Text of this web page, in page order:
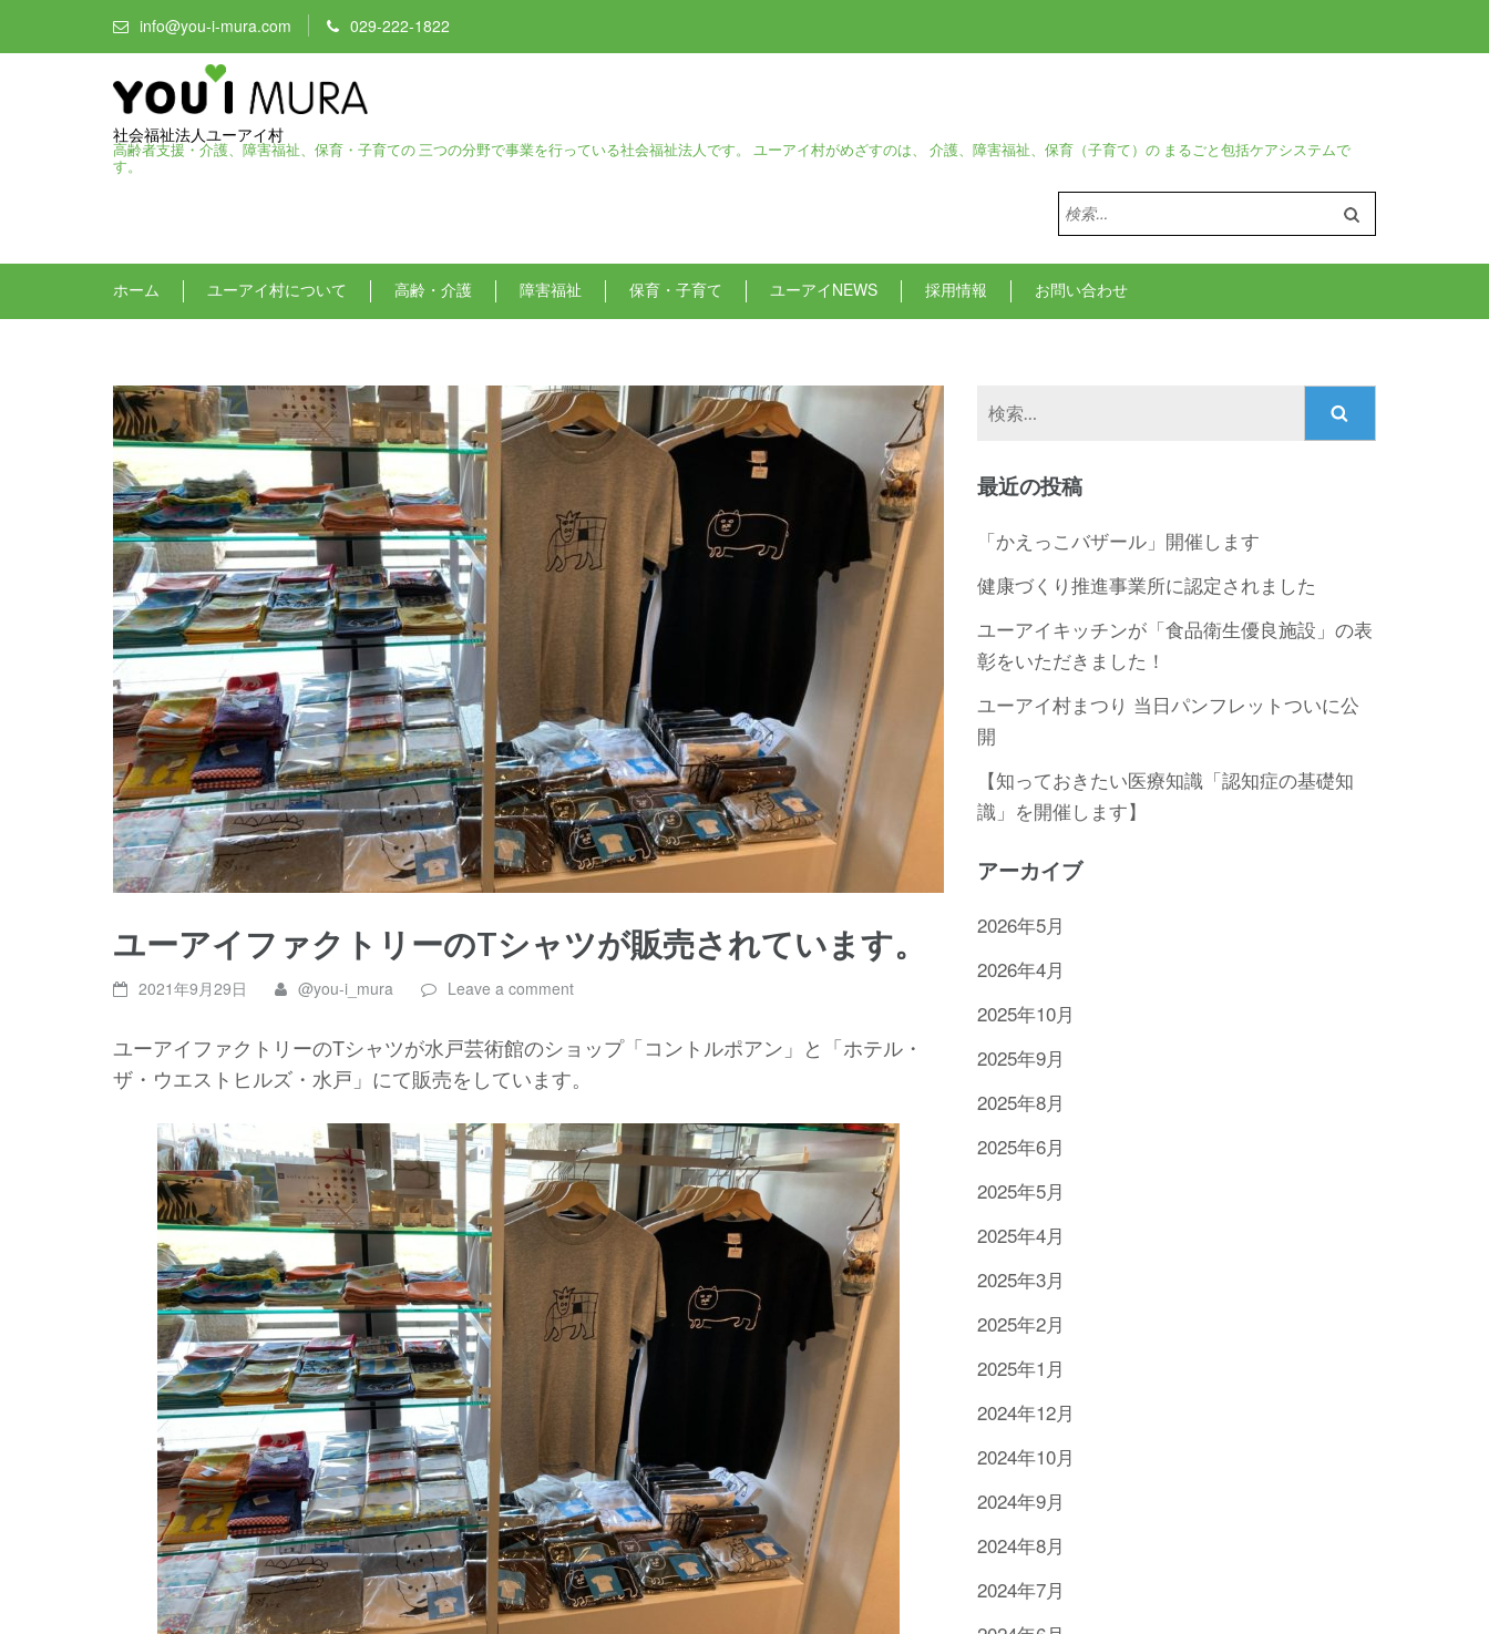
info@you-i-mura.com 029-222-1822
社会福祉法人ユーアイ村
高齢者支援・介護、障害福祉、保育・子育ての 三つの分野で事業を行っている社会福祉法人です。 ユーアイ村がめざすのは、 介護、障害福祉、保育（子育て）の まるごと包括ケアシステムで
す。
検
索:
ホーム ユーアイ村について 高齢・介護 障害福祉 保育・子育て ユーアイNEWS 採用情報 お問い合わせ
ユーアイファクトリーのTシャツが販売されています。
2021年9月29日 @you-i_mura Leave a comment
ユーアイファクトリーのTシャツが水戸芸術館のショップ「コントルポアン」と「ホテル・
ザ・ウエストヒルズ・水戸」にて販売をしています。
最近の投稿
「かえっこバザール」開催します
健康づくり推進事業所に認定されました
ユーアイキッチンが「食品衛生優良施設」の表
彰をいただきました！
ユーアイ村まつり 当日パンフレットついに公
開
【知っておきたい医療知識「認知症の基礎知
識」を開催します】
アーカイブ
2026年5月
2026年4月
2025年10月
2025年9月
2025年8月
2025年6月
2025年5月
2025年4月
2025年3月
2025年2月
2025年1月
2024年12月
2024年10月
2024年9月
2024年8月
2024年7月